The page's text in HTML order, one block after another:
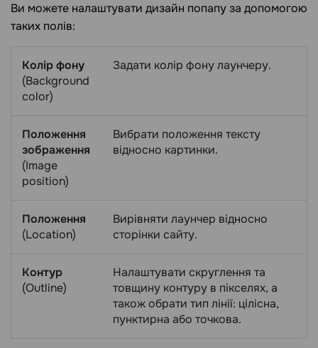
Ви можете налаштувати дизайн попапу за допомогою
таких полів:
Колір фону
(Background
color)
Задати колір фону лаунчеру.
Положення
зображення
(Image
position)
Вибрати положення тексту
відносно картинки.
Положення
(Location)
Вирівняти лаунчер відносно
сторінки сайту.
Контур
(Outline)
Налаштувати скруглення та
товщину контуру в пікселях, а
також обрати тип лінії: цілісна,
пунктирна або точкова.